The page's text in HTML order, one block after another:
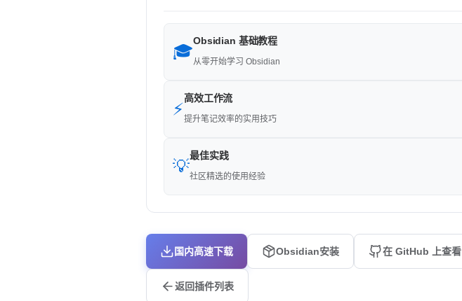
🎓
Obsidian 基础教程
从零开始学习 Obsidian
⚡
高效工作流
提升笔记效率的实用技巧
💡
最佳实践
社区精选的使用经验
国内高速下载 Obsidian安装 在 GitHub 上查看
返回插件列表